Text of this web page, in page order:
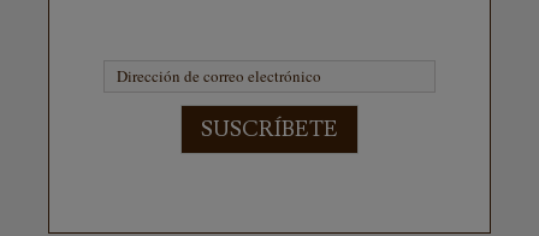
SUSCRÍBETE